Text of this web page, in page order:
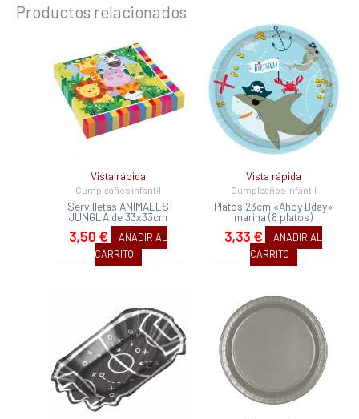
Productos relacionados
Vista rápida
Cumpleaños infantil
Servilletas ANIMALES
JUNGLA de 33x33cm
3,50 €
AÑADIR AL
CARRITO
Vista rápida
Cumpleaños infantil
Platos 23cm «Ahoy Bday»
marina (8 platos)
3,33 €
AÑADIR AL
CARRITO